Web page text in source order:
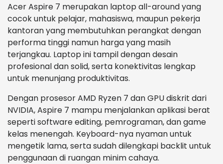
Acer Aspire 7 merupakan laptop all-around yang
cocok untuk pelajar, mahasiswa, maupun pekerja
kantoran yang membutuhkan perangkat dengan
performa tinggi namun harga yang masih
terjangkau. Laptop ini tampil dengan desain
profesional dan solid, serta konektivitas lengkap
untuk menunjang produktivitas.
Dengan prosesor AMD Ryzen 7 dan GPU diskrit dari
NVIDIA, Aspire 7 mampu menjalankan aplikasi berat
seperti software editing, pemrograman, dan game
kelas menengah. Keyboard-nya nyaman untuk
mengetik lama, serta sudah dilengkapi backlit untuk
penggunaan di ruangan minim cahaya.